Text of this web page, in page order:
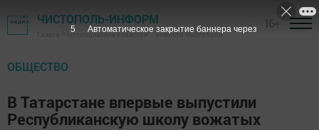
ЧИСТОПОЛЬ-ИНФОРМ
Газета "Чистопольские известия" - новости Чистополя
ОБЩЕСТВО
В Татарстане впервые выпустили
Республиканскую школу вожатых
3 Автоматическое закрытие баннера через